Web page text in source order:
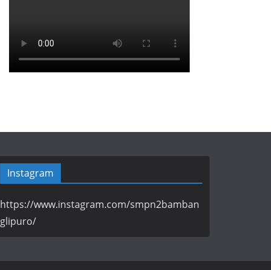
Instagram
https://www.instagram.com/smpn2bamban
glipuro/